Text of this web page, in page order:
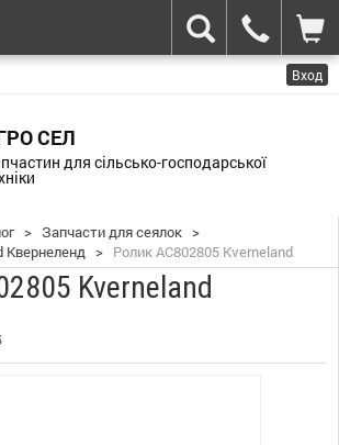
Вход
СЕЛ
для сільсько-господарської
> Запчасти для сеялок >
Квернеленд
> Ролик AC802805 Kverneland
Kverneland